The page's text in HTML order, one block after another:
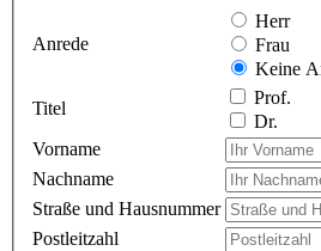
Anrede
Herr
Frau
Keine
Titel
Prof.
Dr.
Vorname
Nachname
Straße und Hausnummer
Postleitzahl